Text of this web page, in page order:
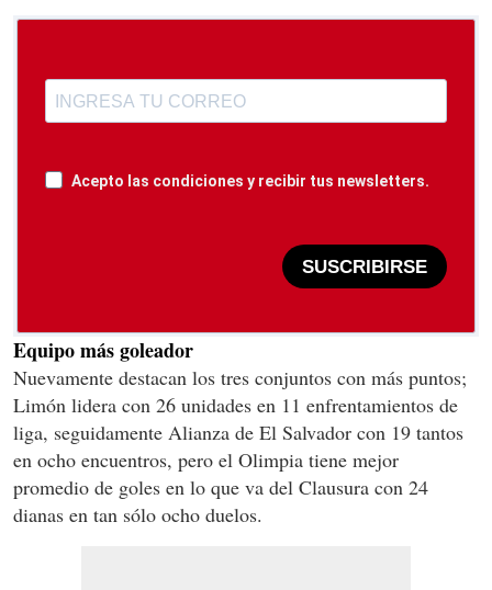
Acepto las condiciones y recibir tus newsletters.
SUSCRIBIRSE
Equipo más goleador
Nuevamente destacan los tres conjuntos con más puntos;
Limón lidera con 26 unidades en 11 enfrentamientos de
liga, seguidamente Alianza de El Salvador con 19 tantos
en ocho encuentros, pero el Olimpia tiene mejor
promedio de goles en lo que va del Clausura con 24
dianas en tan sólo ocho duelos.